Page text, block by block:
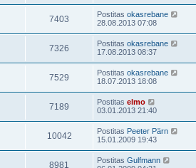
7403 Postitas okasrebane
28.08.2013 07:08
7326 Postitas okasrebane
17.08.2013 08:37
7529 Postitas okasrebane
18.07.2013 18:08
7189 Postitas elmo
03.01.2013 21:40
10042 Postitas Peeter Pärn
15.01.2009 19:43
8981 Postitas Gulfmann